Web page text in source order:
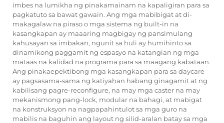
imbes na lumikha ng pinakamainam na kapaligiran para sa
pagkatuto sa bawat gawain. Ang mga mabibigat at di-
makagalaw na piraso o mga sistema ng built-in na
kasangkapan ay maaaring magbigay ng pansimulang
kahusayan sa imbakan, ngunit sa huli ay humihinto sa
dinamikong paggamit ng espasyo na katangian ng mga
mataas na kalidad na programa para sa maagang kabataan.
Ang pinakaepektibong mga kasangkapan para sa daycare
ay pagsasama-sama ng katiyahan habang ginagamit at ng
kabilisang pagre-reconfigure, na may mga caster na may
mekanismong pang-lock, modular na bahagi, at mabigat
na konstruksyon na nagpapahintulot sa mga guro na
mabilis na baguhin ang layout ng silid-aralan batay sa mga